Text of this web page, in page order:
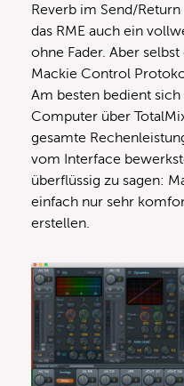
Reverb im Send/
das RME auch ein
ohne Fader. Aber
Mackie Control
Am besten bedient
Computer über
gesamte
vom Interface
überflüssig zu sagen:
einfach nur sehr
erstellen.